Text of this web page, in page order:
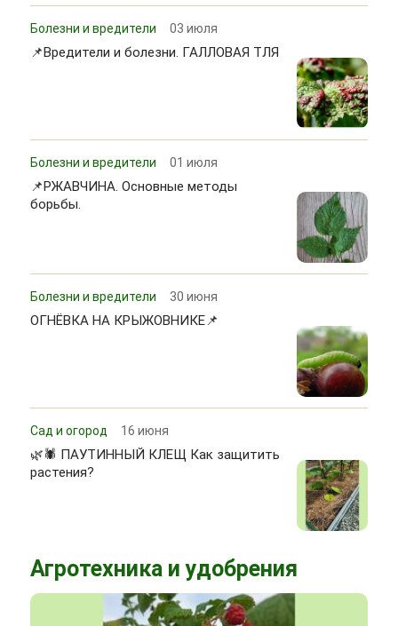
Болезни и вредители 03 июля
📌Вредители и болезни. ГАЛЛОВАЯ ТЛЯ
Болезни и вредители 01 июля
📌РЖАВЧИНА. Основные методы
борьбы.
Болезни и вредители 30 июня
ОГНЁВКА НА КРЫЖОВНИКЕ📌
Сад и огород 16 июня
🌿🕷 ПАУТИННЫЙ КЛЕЩ Как защитить
растения?
Агротехника и удобрения